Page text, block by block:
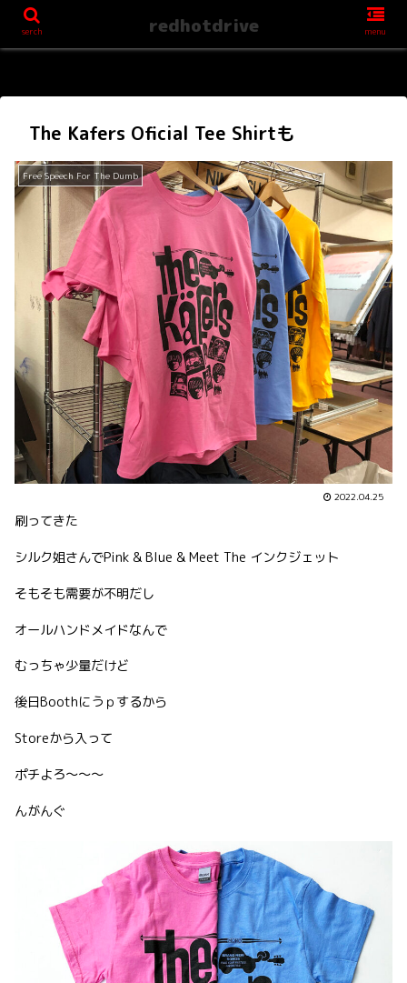
The Kafers Oficial Tee Shirtも
Free Speech For The Dumb
2022.04.25
刷ってきた
シルク姐さんでPink & Blue & Meet The インクジェット
そもそも需要が不明だし
オールハンドメイドなんで
むっちゃ少量だけど
後日Boothにうｐするから
Storeから入って
ポチよろ〜〜〜
んがんぐ
serch redhotdrive menu